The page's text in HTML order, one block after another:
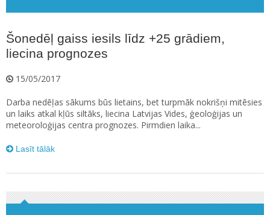
Šonedēļ gaiss iesils līdz +25 grādiem,
liecina prognozes
15/05/2017
Darba nedēļas sākums būs lietains, bet turpmāk nokrišņi mitēsies
un laiks atkal kļūs siltāks, liecina Latvijas Vides, ģeoloģijas un
meteoroloģijas centra prognozes. Pirmdien laika...
Lasīt tālāk